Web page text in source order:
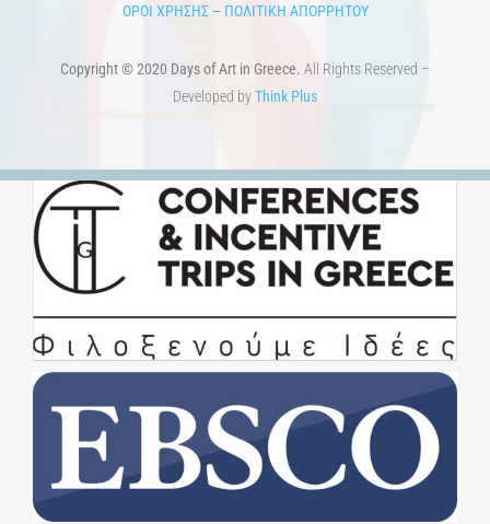
ΟΡΟΙ ΧΡΗΣΗΣ– ΠΟΛΙΤΙΚΗ ΑΠΟΡΡΗΤΟΥ
Copyright © 2020 Days of Art in Greece. All Rights Reserved –
Developed byThink Plus